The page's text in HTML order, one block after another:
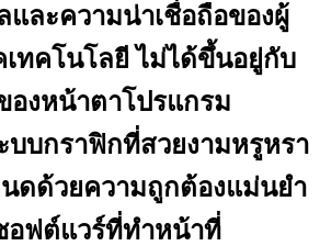
และความน่าเชื่อถือของผู้
ทคโนโลยี ไม่ได้ขึ้นอยู่กับ
องหน้าตาโปรแกรม
บบกราฟิกที่สวยงามหรูหรา
ดด้วยความถูกต้องแม่นยำ
อฟต์แวร์ที่ทำหน้าที่